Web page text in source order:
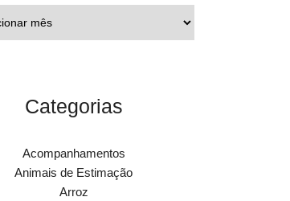
Categorias
Acompanhamentos
Animais de Estimação
Arroz